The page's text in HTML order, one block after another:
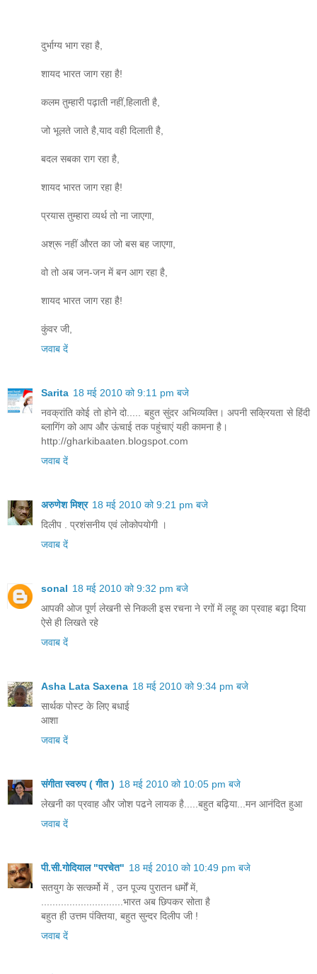
दुर्भाग्य भाग रहा है,
शायद भारत जाग रहा है!
कलम तुम्हारी पढ़ाती नहीं,हिलाती है,
जो भूलते जाते है,याद वही दिलाती है,
बदल सबका राग रहा है,
शायद भारत जाग रहा है!
प्रयास तुम्हारा व्यर्थ तो ना जाएगा,
अश्रू नहीं औरत का जो बस बह जाएगा,
वो तो अब जन-जन में बन आग रहा है,
शायद भारत जाग रहा है!
कुंवर जी,
जवाब दें
Sarita 18 मई 2010 को 9:11 pm बजे
नवक्रांति कोई तो होने दो..... बहुत सुंदर अभिव्यक्ति। अपनी सक्रियता से हिंदी
ब्लागिंग को आप और ऊंचाई तक पहुंचाएं यही कामना है।
http://gharkibaaten.blogspot.com
जवाब दें
अरुणेश मिश्र 18 मई 2010 को 9:21 pm बजे
दिलीप . प्रशंसनीय एवं लोकोपयोगी ।
जवाब दें
sonal 18 मई 2010 को 9:32 pm बजे
आपकी ओज पूर्ण लेखनी से निकली इस रचना ने रगों में लहू का प्रवाह बढ़ा दिया
ऐसे ही लिखते रहे
जवाब दें
Asha Lata Saxena 18 मई 2010 को 9:34 pm बजे
सार्थक पोस्ट के लिए बधाई
आशा
जवाब दें
संगीता स्वरुप ( गीत ) 18 मई 2010 को 10:05 pm बजे
लेखनी का प्रवाह और जोश पढने लायक है.....बहुत बढ़िया...मन आनंदित हुआ
जवाब दें
पी.सी.गोदियाल "परचेत" 18 मई 2010 को 10:49 pm बजे
सतयुग के सत्कर्मो में , उन पूज्य पुरातन धर्मों में,
.............................भारत अब छिपकर सोता है
बहुत ही उत्तम पंक्तिया, बहुत सुन्दर दिलीप जी !
जवाब दें